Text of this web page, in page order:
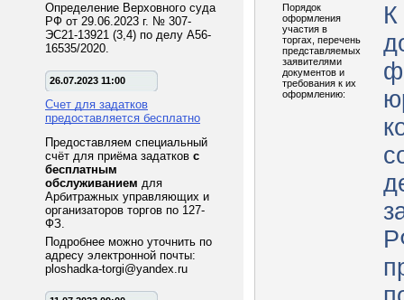
Определение Верховного суда
РФ от 29.06.2023 г. № 307-
ЭС21-13921 (3,4) по делу А56-
16535/2020.
26.07.2023 11:00
Счет для задатков
предоставляется бесплатно
Предоставляем специальный
счёт для приёма задатков с
бесплатным
обслуживанием для
Арбитражных управляющих и
организаторов торгов по 127-
ФЗ.
Подробнее можно уточнить по
адресу электронной почты:
ploshadka-torgi@yandex.ru
Порядок
оформления
участия в
торгах, перечень
представляемых
заявителями
документов и
требования к их
оформлению:
К